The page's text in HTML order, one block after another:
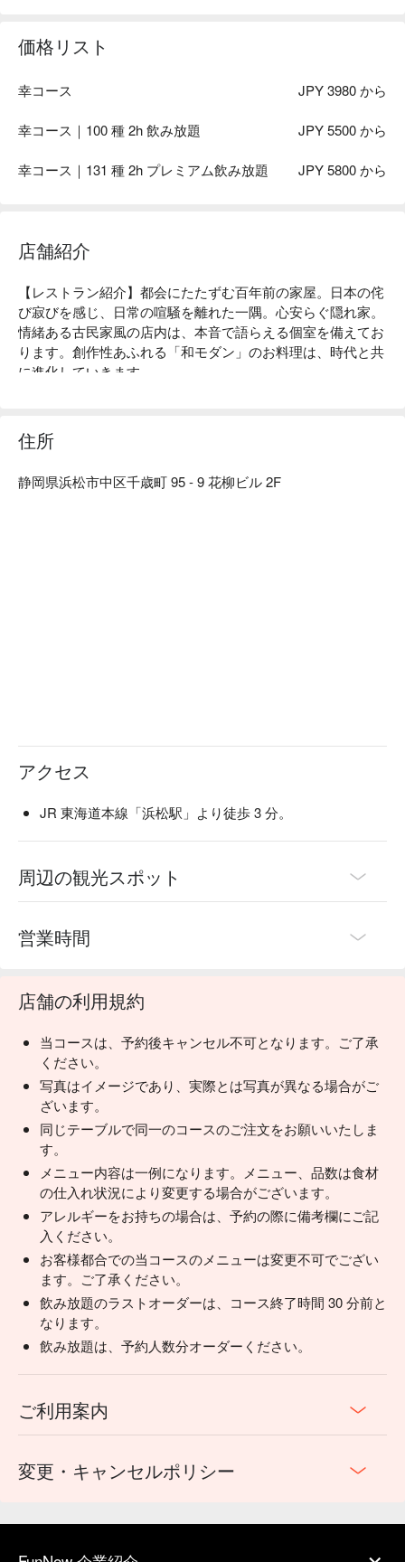
価格リスト
幸コース JPY 3980 から
幸コース｜100 種 2h 飲み放題 JPY 5500 から
幸コース｜131 種 2h プレミアム飲み放題 JPY 5800 から
店舗紹介
【レストラン紹介】都会にたたずむ百年前の家屋。日本の侘
び寂びを感じ、日常の喧騒を離れた一隅。心安らぐ隠れ家。
情緒ある古民家風の店内は、本音で語らえる個室を備えてお
ります。創作性あふれる「和モダン」のお料理は、時代と共
に進化していきます。
た雰囲気は、私たちのお客様へ対するおもてなしの心と、た
くさんの職人達の手によって作られます。「日常の中の美」
やお酒を楽しんでいただきたいという気持ちから、木造の内
陶器のビール ：くいもの屋わんのビールは陶器で提供いた
します。和の内装と、こだわりのグラスや益子焼のお皿で大
り、血管を丈夫にする働きがあります。
住所
静岡県浜松市中区千歳町 95 - 9 花柳ビル 2F
アクセス
JR 東海道本線「浜松駅」より徒歩 3 分。
周辺の観光スポット
営業時間
店舗の利用規約
当コースは、予約後キャンセル不可となります。ご了承
ください。
写真はイメージであり、実際とは写真が異なる場合がご
ざいます。
同じテーブルで同一のコースのご注文をお願いいたしま
す。
メニュー内容は一例になります。メニュー、品数は食材
の仕入れ状況により変更する場合がございます。
アレルギーをお持ちの場合は、予約の際に備考欄にご記
入ください。
お客様都合での当コースのメニューは変更不可でござい
ます。ご了承ください。
飲み放題のラストオーダーは、コース終了時間 30 分前と
なります。
飲み放題は、予約人数分オーダーください。
ご利用案内
変更・キャンセルポリシー